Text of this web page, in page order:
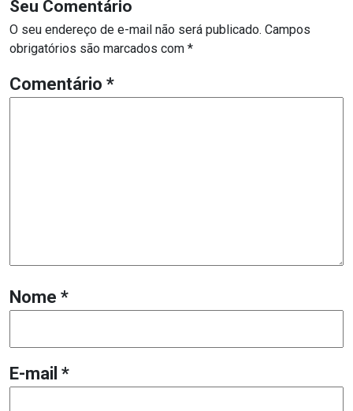
Seu Comentário
O seu endereço de e-mail não será publicado. Campos
obrigatórios são marcados com *
Comentário *
Nome *
E-mail *